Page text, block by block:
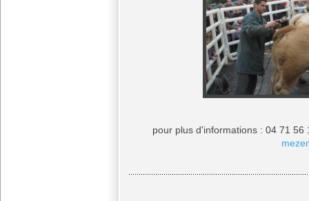
pour plus d'informations : 04 71